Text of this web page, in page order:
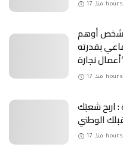
منذ 17 hours
شخص أوهم
بقدرته
منذ 17 hours
: اربح شعبَك
الوطني
منذ 17 hours